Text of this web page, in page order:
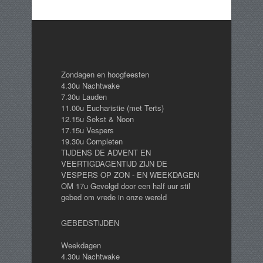
Zondagen en hoogfeesten
4.30u Nachtwake
7.30u Lauden
11.00u Eucharistie (met Terts)
12.15u Sekst & Noon
17.15u Vespers
19.30u Completen
TIJDENS DE ADVENT EN
VEERTIGDAGENTIJD ZIJN DE
VESPERS OP ZON - EN WEEKDAGEN
OM 17u Gevolgd door een half uur stil
gebed om vrede in onze wereld
GEBEDSTIJDEN
Weekdagen
4.30u Nachtwake